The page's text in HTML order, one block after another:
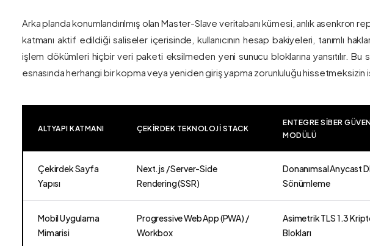
Arka planda konumlandırılmış olan Master-Slave veritabanı kümesi, anlık asenkron
katmanı aktif edildiği saliseler içerisinde, kullanıcının hesap bakiyeleri, tanımlı
işlem dökümleri hiçbir veri paketi eksilmeden yeni sunucu bloklarına yansıtılır. Bu
esnasında herhangi bir kopma veya yeniden giriş yapma zorunluluğu hissetmeksizin
ALTYAPI KATMANI ÇEKIRDEK TEKNOLOJI STACK
ENTEGRE SIBER
MODÜLÜ
Çekirdek Sayfa
Yapısı
Next.js / Server-Side
Rendering (SSR)
Donanımsal Anycast
Sönümleme
Mobil Uygulama
Mimarisi
Progressive Web App (PWA) /
Workbox
Asimetrik TLS 1.3
Blokları